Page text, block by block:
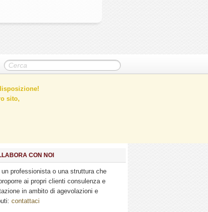
sito,
CON NOI
professionista o una struttura che
ai propri clienti consulenza e
in ambito di agevolazioni e
contattaci